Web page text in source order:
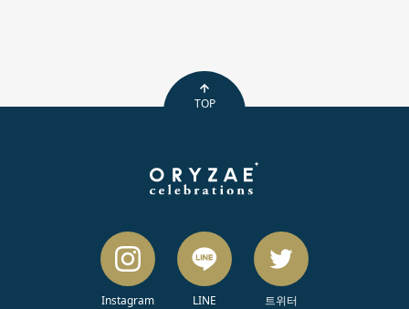
TOP
Instagram LINE 트위터